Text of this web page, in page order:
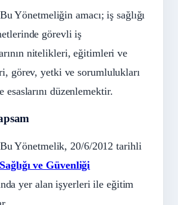
Yönetmeliğin amacı; iş sağlığı
görevli iş
nitelikleri, eğitimleri ve
görev, yetki ve sorumlulukları
esaslarını düzenlemektir.
Yönetmelik, 20/6/2012 tarihli
ve Güvenliği
yer alan işyerleri ile eğitim